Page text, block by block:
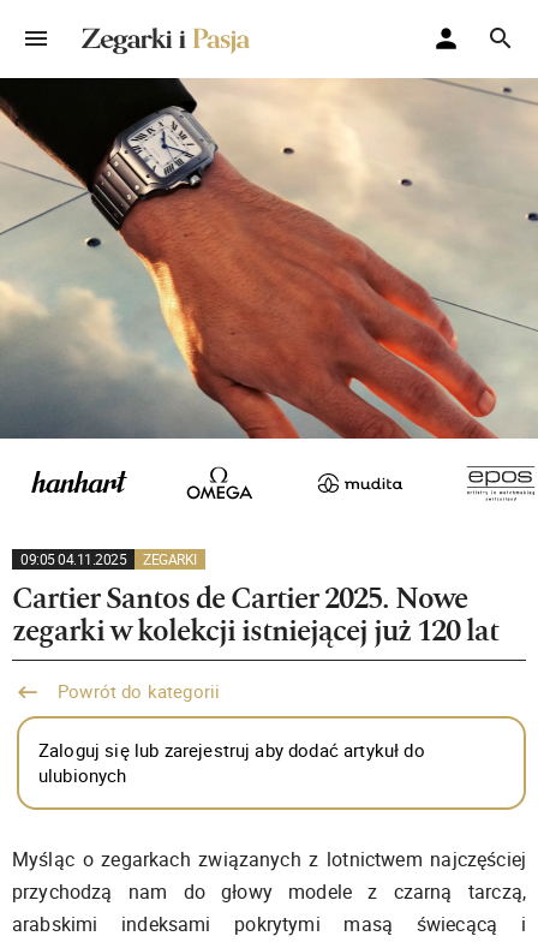
09:05 04.11.2025 ZEGARKI
Cartier Santos de Cartier 2025. Nowe
zegarki w kolekcji istniejącej już 120 lat
Powrót do kategorii
Zaloguj się lub zarejestruj aby dodać artykuł do
ulubionych
Myśląc o zegarkach związanych z lotnictwem najczęściej
przychodzą nam do głowy modele z czarną tarczą,
arabskimi indeksami pokrytymi masą świecącą i